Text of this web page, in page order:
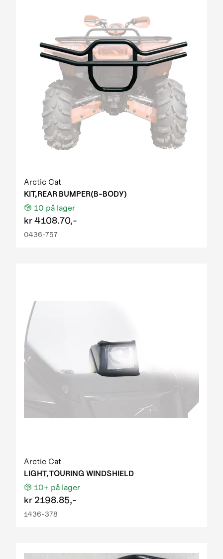
Arctic Cat
KIT,REAR BUMPER(B-BODY)
10 på lager
kr4108.70,-
0436-757
Arctic Cat
LIGHT,TOURING WINDSHIELD
10+ på lager
kr 2198.85,-
1436-378